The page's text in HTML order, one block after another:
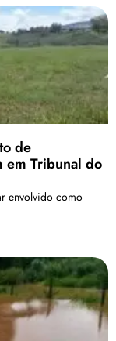
de
em Tribunal do
envolvido como